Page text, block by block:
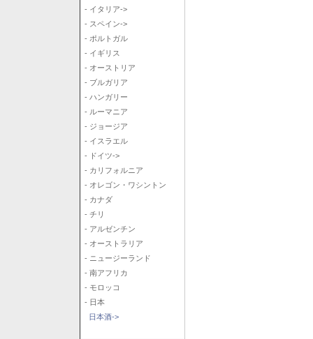
- イタリア->
- スペイン->
- ポルトガル
- イギリス
- オーストリア
- ブルガリア
- ハンガリー
- ルーマニア
- ジョージア
- イスラエル
- ドイツ->
- カリフォルニア
- オレゴン・ワシントン
- カナダ
- チリ
- アルゼンチン
- オーストラリア
- ニュージーランド
- 南アフリカ
- モロッコ
- 日本
日本酒->